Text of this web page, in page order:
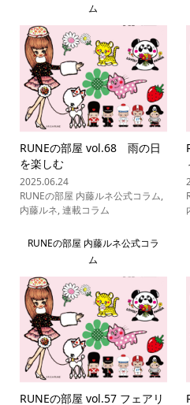
ム
RUNEの部屋 vol.68 雨の日
を楽しむ
2025.06.24
RUNEの部屋 内藤ルネ公式コラム,
内藤ルネ,連載コラム
RUNEの部屋 内藤ルネ公式コラ
ム
RUNEの部屋 vol.57 フェアリ